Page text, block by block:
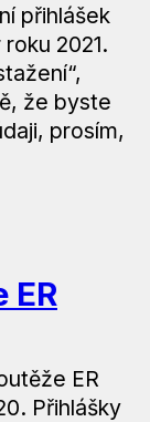
přihlášek
2021.
že byste
prosím,
ER
ER
Přihlášky